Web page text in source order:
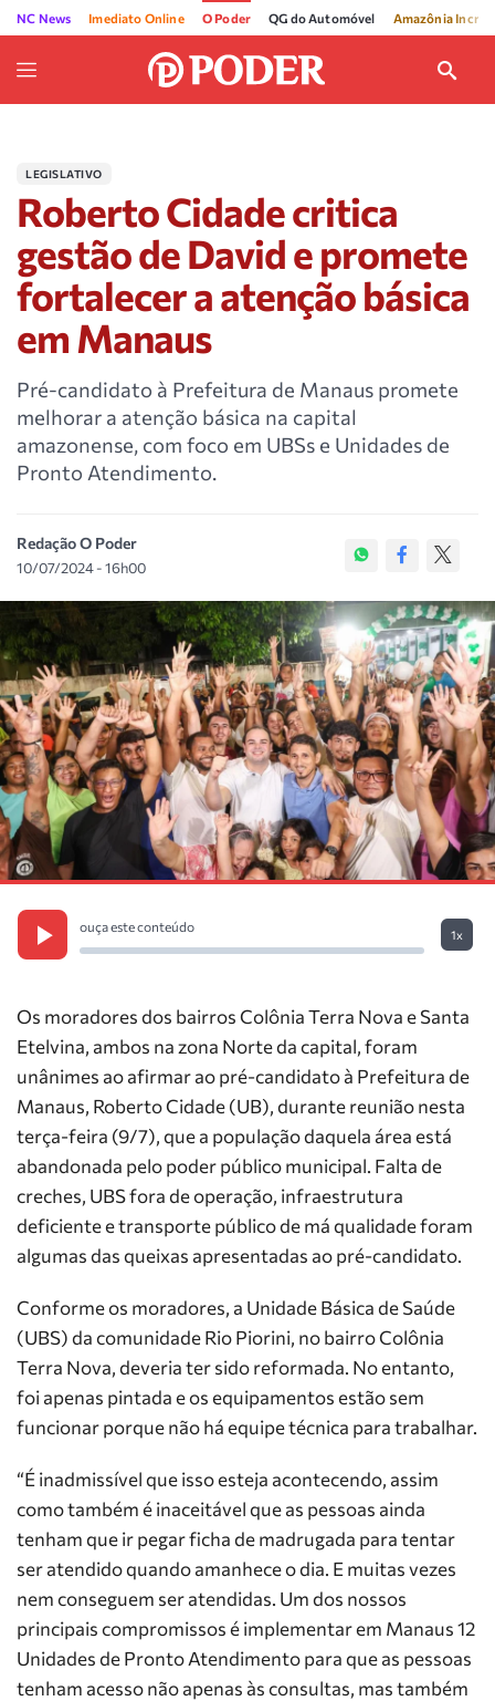
NC News Imediato Online O Poder QG do Automóvel Amazônia
LEGISLATIVO
Roberto Cidade critica
gestão de David e promete
fortalecer a atenção básica
em Manaus
Pré-candidato à Prefeitura de Manaus promete
melhorar a atenção básica na capital
amazonense, com foco em UBSs e Unidades de
Pronto Atendimento.
Redação O Poder
10/07/2024 - 16h00
ouça este conteúdo
1x
Os moradores dos bairros Colônia Terra Nova e Santa
Etelvina, ambos na zona Norte da capital, foram
unânimes ao afirmar ao pré-candidato à Prefeitura de
Manaus, Roberto Cidade (UB), durante reunião nesta
terça-feira (9/7), que a população daquela área está
abandonada pelo poder público municipal. Falta de
creches, UBS fora de operação, infraestrutura
deficiente e transporte público de má qualidade foram
algumas das queixas apresentadas ao pré-candidato.
Conforme os moradores, a Unidade Básica de Saúde
(UBS) da comunidade Rio Piorini, no bairro Colônia
Terra Nova, deveria ter sido reformada. No entanto,
foi apenas pintada e os equipamentos estão sem
funcionar porque não há equipe técnica para trabalhar.
“É inadmissível que isso esteja acontecendo, assim
como também é inaceitável que as pessoas ainda
tenham que ir pegar ficha de madrugada para tentar
ser atendido quando amanhece o dia. E muitas vezes
nem conseguem ser atendidas. Um dos nossos
principais compromissos é implementar em Manaus 12
Unidades de Pronto Atendimento para que as pessoas
tenham acesso não apenas às consultas, mas também